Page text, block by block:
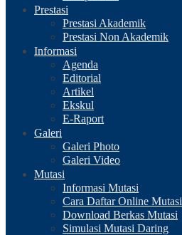
Prestasi
Prestasi Akademik
Prestasi Non Akademik
Informasi
Agenda
Editorial
Artikel
Ekskul
E-Raport
Galeri
Galeri Photo
Galeri Video
Mutasi
Informasi Mutasi
Cara Daftar Online Mutasi
Download Berkas Mutasi
Simulasi Mutasi Daring